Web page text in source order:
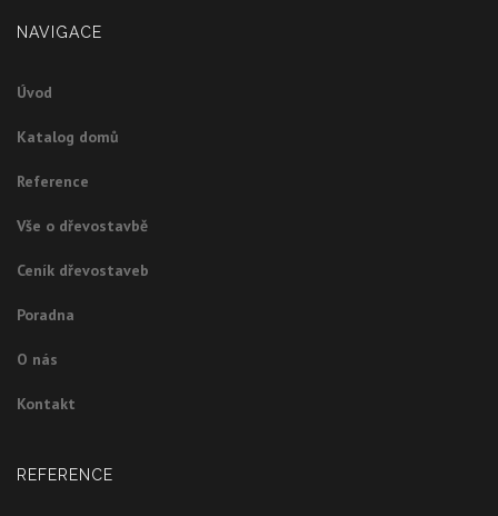
NAVIGACE
Úvod
Katalog domů
Reference
Vše o dřevostavbě
Ceník dřevostaveb
Poradna
O nás
Kontakt
REFERENCE